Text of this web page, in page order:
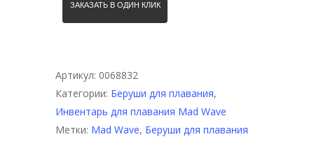
ЗАКАЗАТЬ В ОДИН КЛИК
Артикул: 0068832
Категории: Беруши для плавания,
Инвентарь для плавания Mad Wave
Метки: Mad Wave, Беруши для плавания